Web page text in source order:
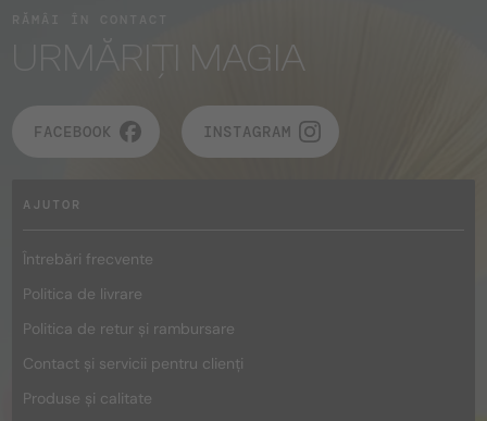
URMĂRIȚI MAGIA
FACEBOOK INSTAGRAM
AJUTOR
Întrebări frecvente
Politica de livrare
Politica de retur și rambursare
Contact și servicii pentru clienți
Produse și calitate